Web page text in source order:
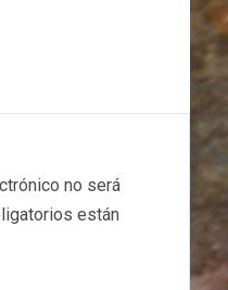
no será
están